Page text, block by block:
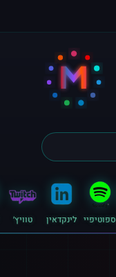
M
ספוטיפיי לינקדאין טוויץ׳